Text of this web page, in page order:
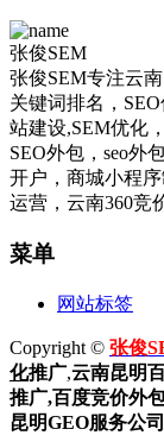
张俊SEM
张俊SEM专注云
关键词排名，
站建设,SEM优化
SEO外包，seo外
开户，商城小程
运营，云南360竞
菜单
网站标签
Copyright © 张俊
化推广,云南昆明
推广,百度竞价外
昆明GEO服务公